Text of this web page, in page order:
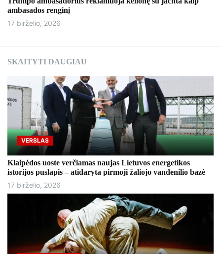
ambasados ​​renginį
17 birželio, 2026
SKAITYTI DAUGIAU
VERSLAS
Klaipėdos uoste verčiamas naujas Lietuvos energetikos
istorijos puslapis – atidaryta pirmoji žaliojo vandenilio bazė
17 birželio, 2026